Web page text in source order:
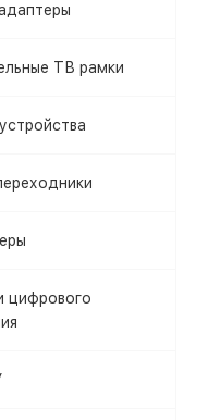
ТВ рамки
цифрового